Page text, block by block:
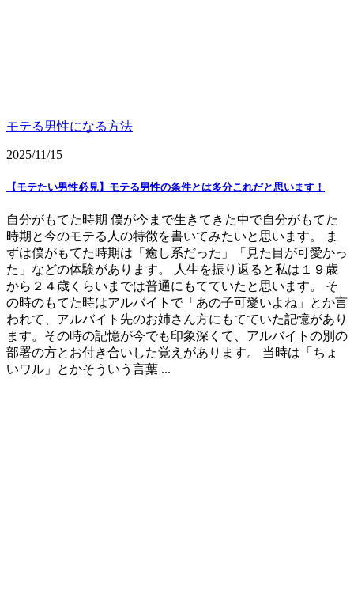
モテる男性になる方法
2025/11/15
【モテたい男性必見】モテる男性の条件とは多分これだと思います！
自分がもてた時期 僕が今まで生きてきた中で自分がもてた
時期と今のモテる人の特徴を書いてみたいと思います。 ま
ずは僕がもてた時期は「癒し系だった」「見た目が可愛かっ
た」などの体験があります。 人生を振り返ると私は１９歳
から２４歳くらいまでは普通にもてていたと思います。 そ
の時のもてた時はアルバイトで「あの子可愛いよね」とか言
われて、アルバイト先のお姉さん方にもてていた記憶があり
ます。その時の記憶が今でも印象深くて、アルバイトの別の
部署の方とお付き合いした覚えがあります。 当時は「ちょ
いワル」とかそういう言葉 ...